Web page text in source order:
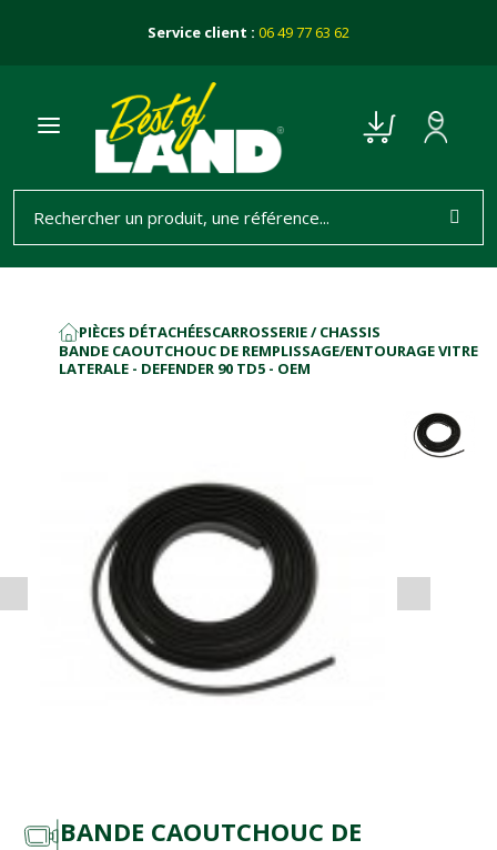
Service client : 06 49 77 63 62
ACCUEIL
PIÈCES DÉTACHÉESCARROSSERIE / CHASSIS
BANDE CAOUTCHOUC DE REMPLISSAGE/ENTOURAGE VITRE
LATERALE - DEFENDER 90 TD5 - OEM
BANDE CAOUTCHOUC DE